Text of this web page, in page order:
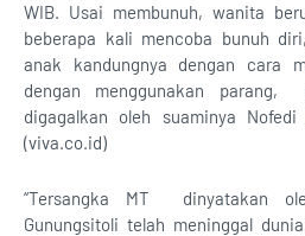
WIB. Usai membunuh, wanita
beberapa kali mencoba bunuh
anak kandungnya dengan cara
dengan menggunakan parang,
digagalkan oleh suaminya
(viva.co.id)
“Tersangka MT dinyatakan
Gunungsitoli telah meninggal